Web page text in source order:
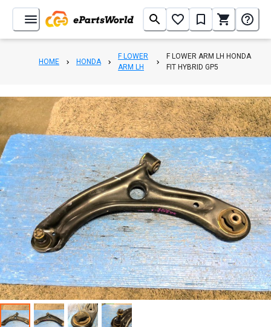
HOME HONDA
F LOWER
ARM LH
F LOWER ARM LH HONDA
FIT HYBRID GP5
1/4